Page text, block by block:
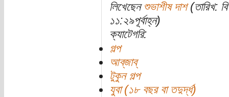
লিখেছেন শুভাশীষ দাশ(তারিখ:
১১:২৯পূর্বাহ্ন)
ক্যাটেগরি:
গল্প
আব্‌জাব্‌
টুকুন গল্প
যুবা (১৮ বছর বা তদুর্দ্ধ)